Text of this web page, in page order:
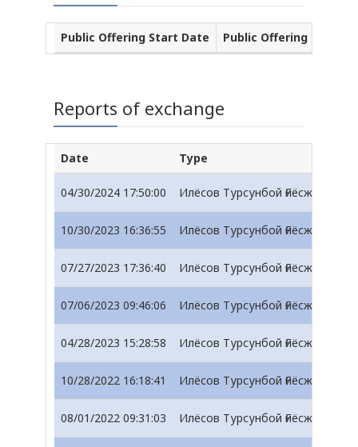
Public Offering Start Date Public Offering End
Reports of exchange
Date Type
04/30/2024 17:50:00 Илёсов Турсунбой Ғиёсжон ўғли
10/30/2023 16:36:55 Илёсов Турсунбой Ғиёсжон ўғли
07/27/2023 17:36:40 Илёсов Турсунбой Ғиёсжон ўғли
07/06/2023 09:46:06 Илёсов Турсунбой Ғиёсжон ўғли
04/28/2023 15:28:58 Илёсов Турсунбой Ғиёсжон ўғли
10/28/2022 16:18:41 Илёсов Турсунбой Ғиёсжон ўғли
08/01/2022 09:31:03 Илёсов Турсунбой Ғиёсжон ўғли